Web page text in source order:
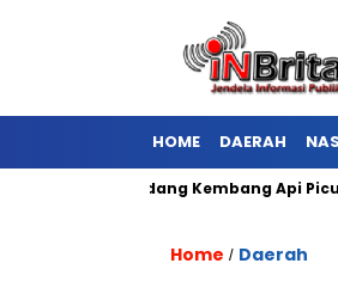
HOME DAERAH
Gudang Kembang Api Picu Ledakan
Home / Daerah